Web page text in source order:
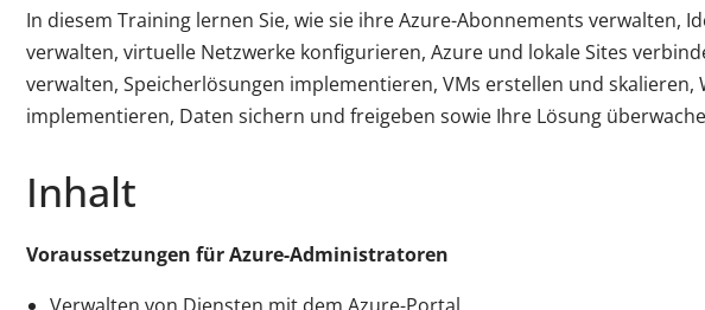
In diesem Training lernen Sie, wie sie ihre Azure-Abonnements verwalten,
verwalten, virtuelle Netzwerke konfigurieren, Azure und lokale Sites
verwalten, Speicherlösungen implementieren, VMs erstellen und skalieren,
implementieren, Daten sichern und freigeben sowie Ihre Lösung
Inhalt
Voraussetzungen für Azure-Administratoren